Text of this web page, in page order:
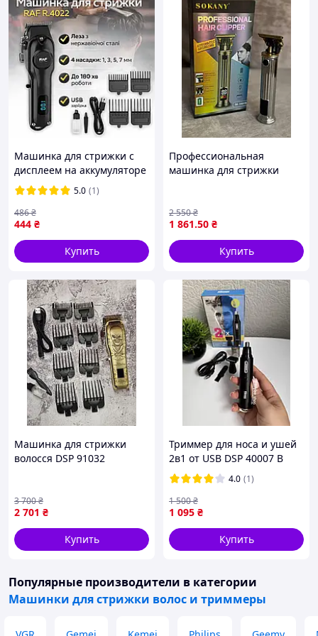
Тип питания: Аккумулятор;
Тип аккумулятора:li-ion
Ёмкость аккумулятора:
2500 mAh;
Время до полного заряда аккумулятора:3 часа;
Время непрерывный работы от
аккумулятора:
250 минут
Рычаг регулировки длины среза:0,5-2,5 мм;
LED дисплей ;
Индикация остатка заряда в процентах;
Материал лезвий: Керамика;
Регулировка длины: Сменные насадки;
Количество сменных насадок:6 штук(1,5 / 3 /
4,5 / 6 / 9 / 12 мм).
В комплект входит:
Машинка для стрижки волос VGR V-640;
стрижки:6 штук 1,5 / 3 / 4,5 / 6 / 9 / 12 мм
);
Машинка для стрижки с
дисплеем на аккумуляторе
RAF R.4022 4 насадки
5.0 (1)
444 ₴
486₴
Купить
Профессиональная
машинка для стрижки
1 861.50 ₴
2 550₴
Купить
Машинка для стрижки
волосся DSP 91032
2 701 ₴
3 700₴
Купить
Триммер для носа и ушей
2в1 от USB DSP 40007 B
Беспроводной триммер
для ушей Триммер
мужской для носа и бровей
4.0 (1)
1 095 ₴
1 500₴
Купить
Популярные производители в категории
Машинки для стрижки волос и триммеры